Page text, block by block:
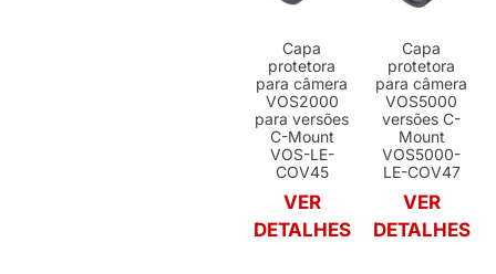
Capa
protetora
para câmera
VOS2000
para versões
C-Mount
VOS-LE-
COV45
VER
DETALHES
Capa
protetora
para câmera
VOS5000
versões C-
Mount
VOS5000-
LE-COV47
VER
DETALHES